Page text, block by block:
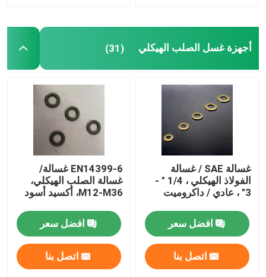
غسالات غير قياسية
أجهزة غسل الصلب الهيكلي (31)
غسالة SAE / غسالة
الفولاذ الهيكلي ، 1/4 " -
3" ، عادي / داكروميت
افضل سعر
اتصل بنا
EN14399-6 غسالة/
غسالة الصلب الهيكلي،
M12-M36، أكسيد أسود
افضل سعر
اتصل بنا